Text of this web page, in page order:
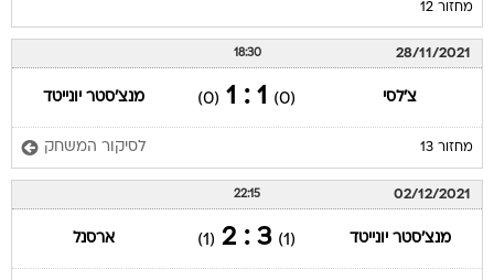
מחזור 12
28/11/2021
18:30
צ'לסי (0)
1 : 1
(0) מנצ'סטר יונייטד
מחזור 13 לסיקור המשחק
02/12/2021
22:15
מנצ'סטר יונייטד (1)
3 : 2
(1) ארסנל